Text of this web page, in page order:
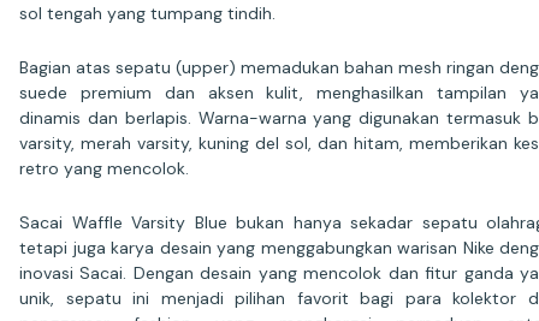
sol tengah yang tumpang tindih.
Bagian atas sepatu (upper) memadukan bahan mesh ringan
suede premium dan aksen kulit, menghasilkan tampilan
dinamis dan berlapis. Warna-warna yang digunakan termasuk
varsity, merah varsity, kuning del sol, dan hitam, memberikan
retro yang mencolok.
Sacai Waffle Varsity Blue bukan hanya sekadar sepatu
tetapi juga karya desain yang menggabungkan warisan Nike
inovasi Sacai. Dengan desain yang mencolok dan fitur ganda
unik, sepatu ini menjadi pilihan favorit bagi para kolektor